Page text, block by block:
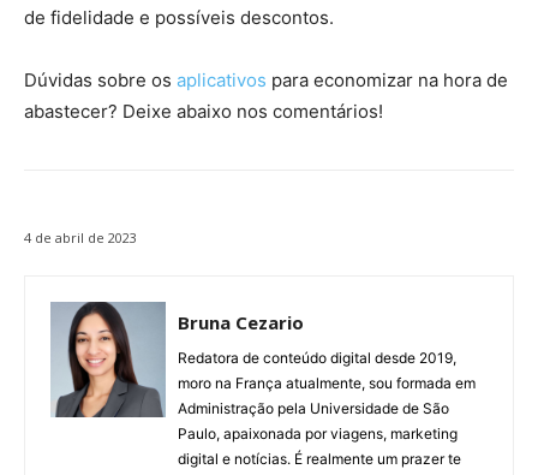
de fidelidade e possíveis descontos.
Dúvidas sobre os aplicativos para economizar na hora de
abastecer? Deixe abaixo nos comentários!
4 de abril de 2023
Bruna Cezario
Redatora de conteúdo digital desde 2019,
moro na França atualmente, sou formada em
Administração pela Universidade de São
Paulo, apaixonada por viagens, marketing
digital e notícias. É realmente um prazer te